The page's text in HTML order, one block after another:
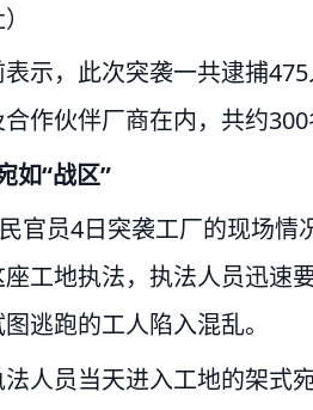
示，此次突袭一共逮捕
作伙伴厂商在内，共约300
如“战区”
官员4日突袭工厂的现场
工地执法，执法人员迅速
逃跑的工人陷入混乱。
人员当天进入工地的架式